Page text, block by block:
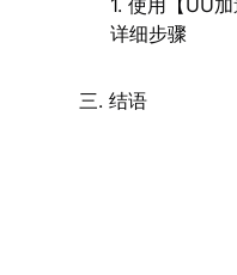
1. 使用【UU
详细步骤
三. 结语